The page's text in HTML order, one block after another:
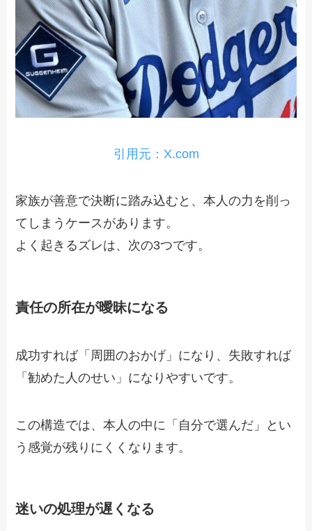
引用元：X.com
家族が善意で決断に踏み込むと、本人の力を削っ
てしまうケースがあります。
よく起きるズレは、次の3つです。
責任の所在が曖昧になる
成功すれば「周囲のおかげ」になり、失敗すれば
「勧めた人のせい」になりやすいです。
この構造では、本人の中に「自分で選んだ」とい
う感覚が残りにくくなります。
迷いの処理が遅くなる